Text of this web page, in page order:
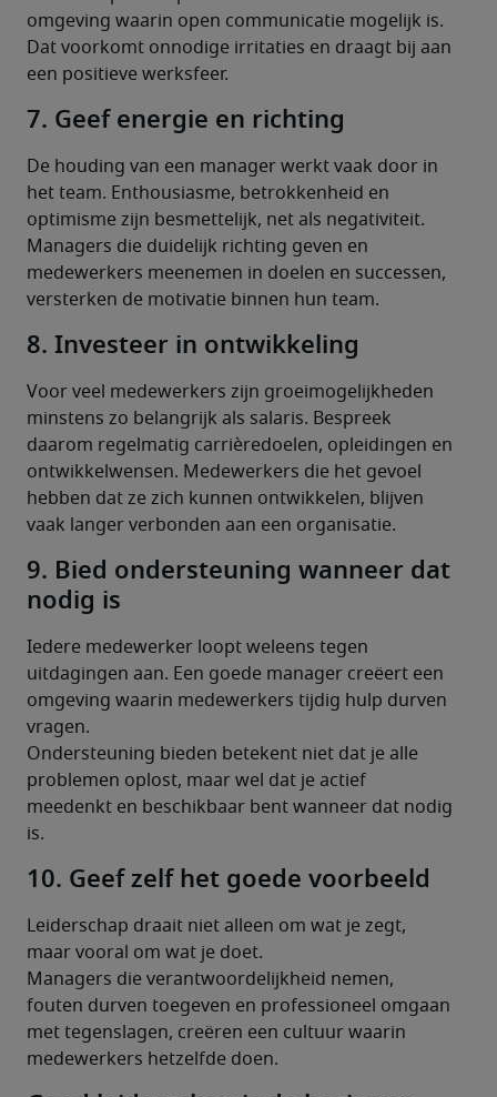
omgeving waarin open communicatie mogelijk is.
Dat voorkomt onnodige irritaties en draagt bij aan
een positieve werksfeer.
7. Geef energie en richting
De houding van een manager werkt vaak door in
het team. Enthousiasme, betrokkenheid en
optimisme zijn besmettelijk, net als negativiteit.
Managers die duidelijk richting geven en
medewerkers meenemen in doelen en successen,
versterken de motivatie binnen hun team.
8. Investeer in ontwikkeling
Voor veel medewerkers zijn groeimogelijkheden
minstens zo belangrijk als salaris. Bespreek
daarom regelmatig carrièredoelen, opleidingen en
ontwikkelwensen. Medewerkers die het gevoel
hebben dat ze zich kunnen ontwikkelen, blijven
vaak langer verbonden aan een organisatie.
9. Bied ondersteuning wanneer dat
nodig is
Iedere medewerker loopt weleens tegen
uitdagingen aan. Een goede manager creëert een
omgeving waarin medewerkers tijdig hulp durven
vragen.
Ondersteuning bieden betekent niet dat je alle
problemen oplost, maar wel dat je actief
meedenkt en beschikbaar bent wanneer dat nodig
is.
10. Geef zelf het goede voorbeeld
Leiderschap draait niet alleen om wat je zegt,
maar vooral om wat je doet.
Managers die verantwoordelijkheid nemen,
fouten durven toegeven en professioneel omgaan
met tegenslagen, creëren een cultuur waarin
medewerkers hetzelfde doen.